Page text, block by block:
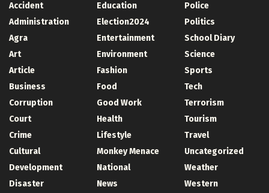
Accident
Administration
Agra
Art
Article
Business
Corruption
Court
Crime
Cultural
Development
Disaster
Education
Election2024
Entertainment
Environment
Fashion
Food
Good Work
Health
Lifestyle
Monkey Menace
National
News
Police
Politics
School Diary
Science
Sports
Tech
Terrorism
Tourism
Travel
Uncategorized
Weather
Western